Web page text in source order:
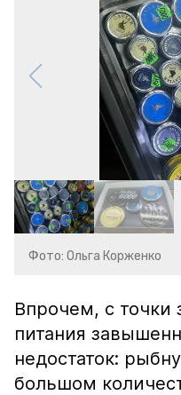
Фото: Ольга Корженко
Впрочем, с точки
питания
недостаток:
большом